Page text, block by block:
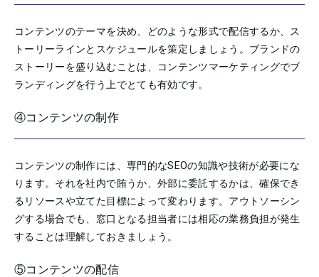
コンテンツのテーマを決め、どのような形式で配信するか、ス
トーリーラインとスケジュールを策定しましょう。ブランドの
ストーリーを盛り込むことは、コンテンツマーケティングでブ
ランディングを行う上でとても有効です。
④コンテンツの制作
コンテンツの制作には、専門的なSEOの知識や技術が必要にな
ります。それを社内で賄うか、外部に委託するかは、確保でき
るリソースや立てた目標によって変わります。アウトソーシン
グする場合でも、窓口となる担当者には相応の業務負担が発生
することは理解しておきましょう。
⑤コンテンツの配信